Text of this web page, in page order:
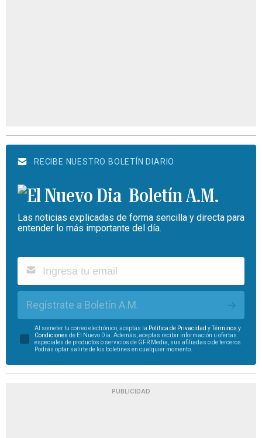
RECIBE NUESTRO BOLETÍN DIARIO
Boletín A.M.
Las noticias explicadas de forma sencilla y directa para
entender lo más importante del día.
Regístrate a Boletín A.M.
Al someter tu correo electrónico, aceptas la Política de Privacidad yTérminos y
Condiciones de El Nuevo Día. Además, aceptas recibir información u ofertas
especiales de productos o servicios de GFR Media, sus afiliadas o de terceros.
Podrás optar salirte de los boletines en cualquier momento.
PUBLICIDAD